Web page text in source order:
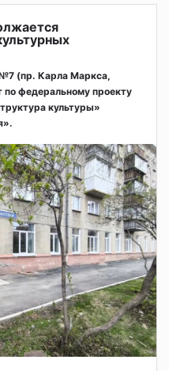
(пр. Карла Маркса,
по федеральному проекту
культуры»